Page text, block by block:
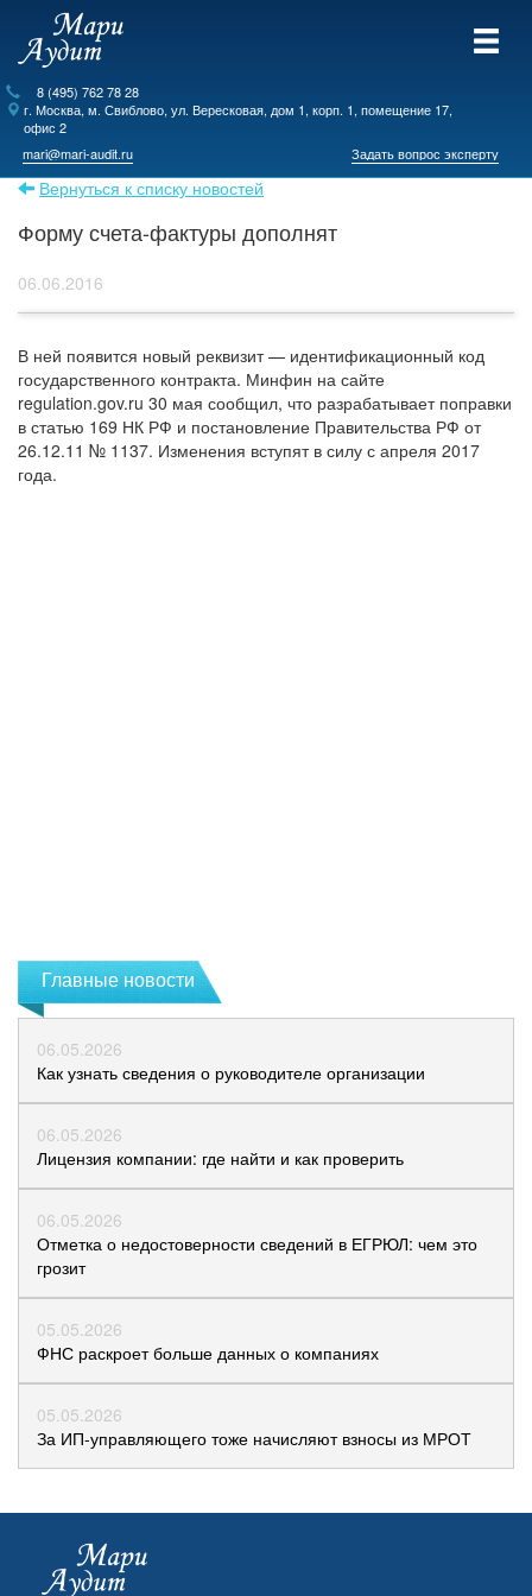
8 (495) 762 78 28
г. Москва, м. Свиблово,ул. Вересковая, дом 1, корп. 1, помещение 17,
офис 2
mari@mari-audit.ru
Задать вопрос эксперту
Вернуться к списку новостей
Форму счета-фактуры дополнят
06.06.2016
В ней появится новый реквизит — идентификационный код
государственного контракта. Минфин на сайте
regulation.gov.ru 30 мая сообщил, что разрабатывает поправки
в статью 169 НК РФ и постановление Правительства РФ от
26.12.11 № 1137. Изменения вступят в силу с апреля 2017
года.
Главные новости
06.05.2026
Как узнать сведения о руководителе организации
06.05.2026
Лицензия компании: где найти и как проверить
06.05.2026
Отметка о недостоверности сведений в ЕГРЮЛ: чем это
грозит
05.05.2026
ФНС раскроет больше данных о компаниях
05.05.2026
За ИП-управляющего тоже начисляют взносы из МРОТ